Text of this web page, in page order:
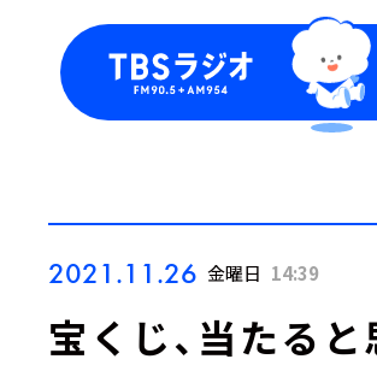
2021.11.26 金曜日 14:39
宝くじ、当たる